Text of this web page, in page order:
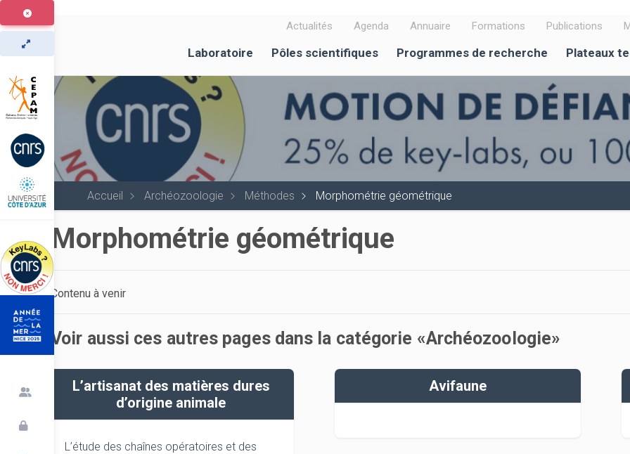
Aller
au
contenu
principal
Actualités Agenda Annuaire Formations Publications
Laboratoire Pôles scientifiques Programmes de recherche Plateaux
Accueil Archéozoologie Méthodes Morphométrie géométrique
Morphométrie géométrique
Contenu à venir
Voir aussi ces autres pages dans la catégorie «Archéozoologie»
L’artisanat des matières dures
d’origine animale
L’étude des chaînes opératoires et des
Avifaune